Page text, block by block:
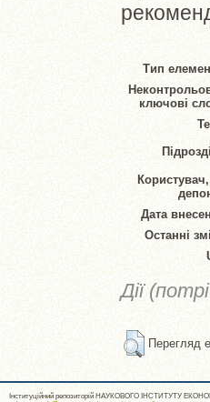
Тип
ключові
Дата
Останні
Дії
Перегляд
Інституційний репозиторій НАУКОВОГО ІНСТИТУТУ